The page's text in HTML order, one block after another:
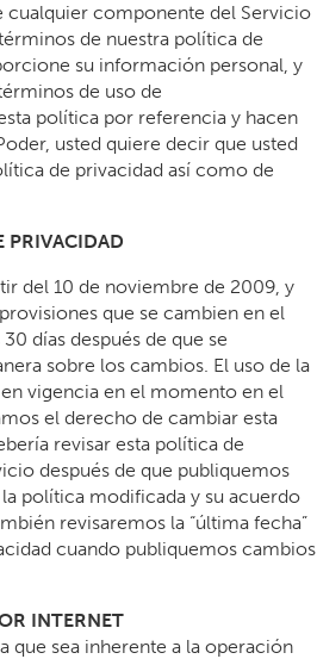
cualquier componente del Servicio
de nuestra política de
su información personal, y
de uso de
política por referencia y hacen
usted quiere decir que usted
de privacidad así como de
PRIVACIDAD
del 10 de noviembre de 2009, y
que se cambien en el
días después de que se
sobre los cambios. El uso de la
vigencia en el momento en el
el derecho de cambiar esta
revisar esta política de
después de que publiquemos
política modificada y su acuerdo
revisaremos la “última fecha”
cuando publiquemos cambios
INTERNET
que sea inherente a la operación